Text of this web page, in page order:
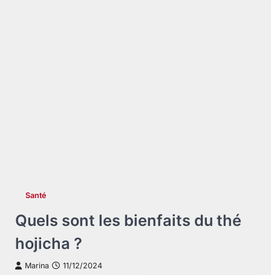
Santé
Quels sont les bienfaits du thé
hojicha ?
Marina 11/12/2024